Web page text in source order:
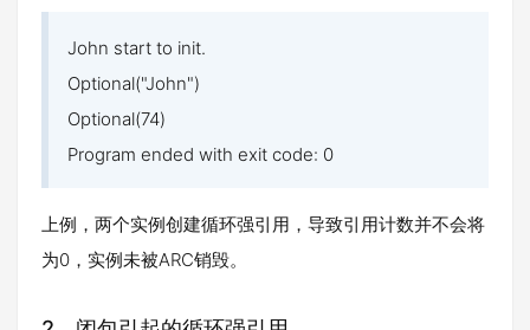
John start to init.
Optional("John")
Optional(74)
Program ended with exit code: 0
上例，两个实例创建循环强引用，导致引用计数并不会将
为0，实例未被ARC销毁。